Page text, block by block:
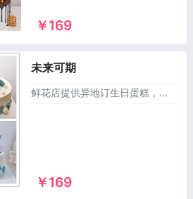
￥169
未来可期
鲜花店提供异地订生日蛋糕，同城送蛋糕，可以订做麻将生日蛋糕，儿童蛋糕，祝寿蛋糕，情侣蛋糕，庆典蛋糕，恶搞生日蛋糕，水果蛋糕等1000多个款式供您选择，市区及乡镇1~2小时免费配送上门！
￥169